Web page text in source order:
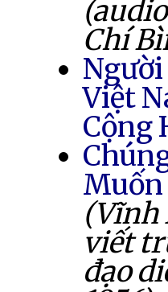
Chí
Việt
Cộng
Muốn
(Vĩnh
viết
đạo